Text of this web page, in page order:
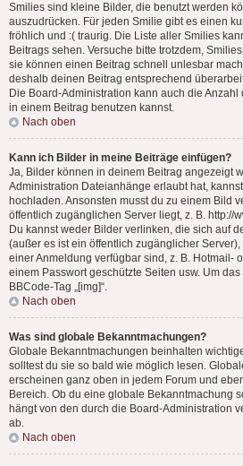
Smilies sind kleine Bilder, die benutzt werden
auszudrücken. Für jeden Smilie gibt es einen
fröhlich und :( traurig. Die Liste aller Smilies
Beitrags sehen. Versuche bitte trotzdem,
sie können einen Beitrag schnell unlesbar
deshalb deinen Beitrag entsprechend
Die Board-Administration kann auch die
in einem Beitrag benutzen kannst.
Nach oben
Kann ich Bilder in meine Beiträge einfügen?
Ja, Bilder können in deinem Beitrag angezeigt
Administration Dateianhänge erlaubt hat,
hochladen. Ansonsten musst du zu einem Bild
öffentlich zugänglichen Server liegt, z. B. http://
Du kannst weder Bilder verlinken, die sich auf
(außer es ist ein öffentlich zugänglicher
einer Anmeldung verfügbar sind, z. B. Hotmail-
einem Passwort geschützte Seiten usw. Um
BBCode-Tag „[img]“.
Nach oben
Was sind globale Bekanntmachungen?
Globale Bekanntmachungen beinhalten
solltest du sie so bald wie möglich lesen.
erscheinen ganz oben in jedem Forum und
Bereich. Ob du eine globale Bekanntmachung
hängt von den durch die Board-Administration
ab.
Nach oben